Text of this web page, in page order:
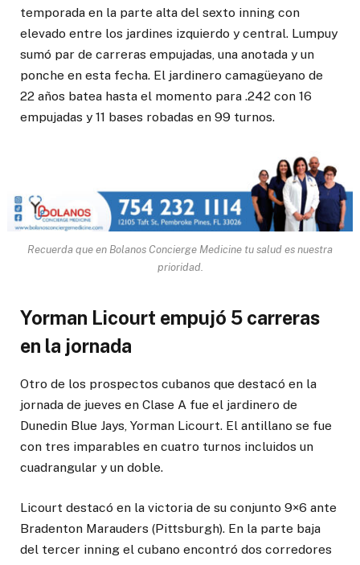
temporada en la parte alta del sexto inning con
elevado entre los jardines izquierdo y central. Lumpuy
sumó par de carreras empujadas, una anotada y un
ponche en esta fecha. El jardinero camagüeyano de
22 años batea hasta el momento para .242 con 16
empujadas y 11 bases robadas en 99 turnos.
Recuerda que en Bolanos Concierge Medicine tu salud es nuestra
prioridad.
Yorman Licourt empujó 5 carreras
en la jornada
Otro de los prospectos cubanos que destacó en la
jornada de jueves en Clase A fue el jardinero de
Dunedin Blue Jays, Yorman Licourt. El antillano se fue
con tres imparables en cuatro turnos incluidos un
cuadrangular y un doble.
Licourt destacó en la victoria de su conjunto 9×6 ante
Bradenton Marauders (Pittsburgh). En la parte baja
del tercer inning el cubano encontró dos corredores